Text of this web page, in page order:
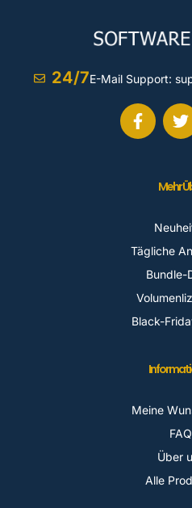
24/7E-Mail Support:
Mehr
Tägliche
Bundle-
Black-
Meine
FAQ
Über
Alle